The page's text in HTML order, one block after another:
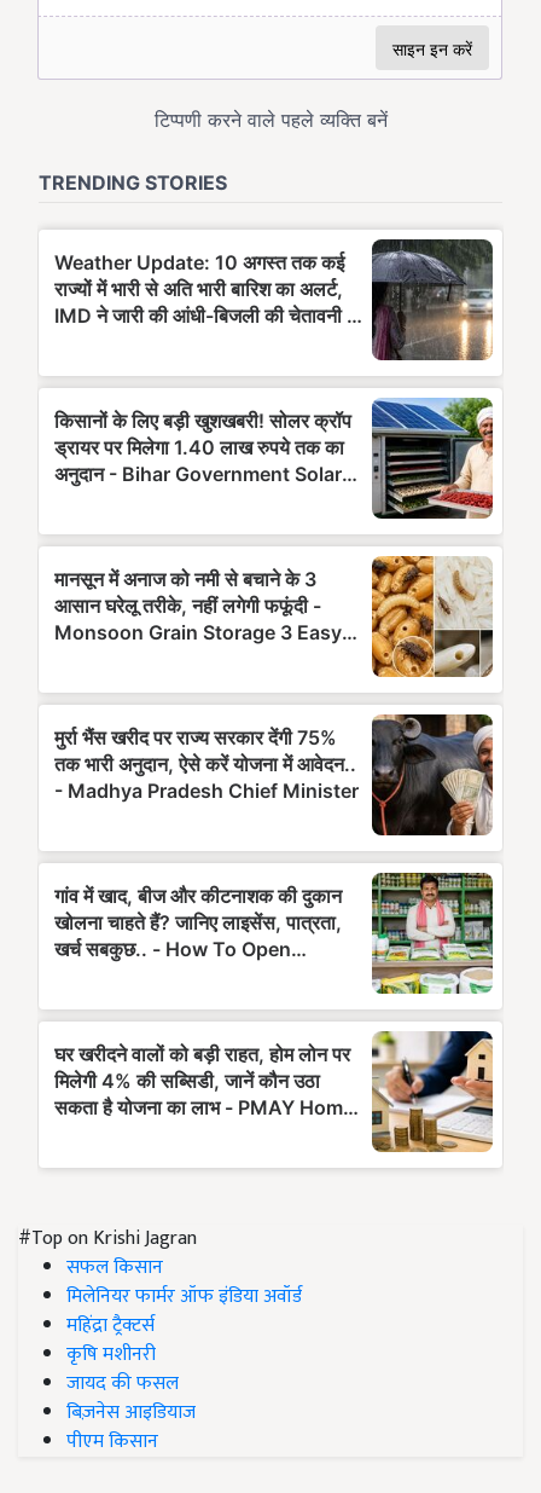
#Top on Krishi Jagran
सफल किसान
मिलेनियर फार्मर ऑफ इंडिया अवॉर्ड
महिंद्रा ट्रैक्टर्स
कृषि मशीनरी
जायद की फसल
बिज़नेस आइडियाज
पीएम किसान